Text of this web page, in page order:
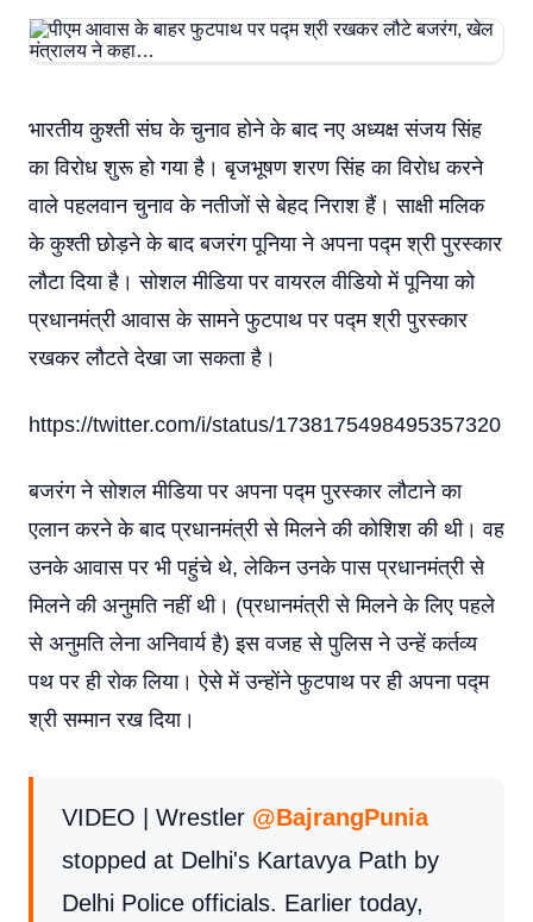
भारतीय कुश्ती संघ के चुनाव होने के बाद नए अध्यक्ष संजय सिंह
का विरोध शुरू हो गया है। बृजभूषण शरण सिंह का विरोध करने
वाले पहलवान चुनाव के नतीजों से बेहद निराश हैं। साक्षी मलिक
के कुश्ती छोड़ने के बाद बजरंग पूनिया ने अपना पद्म श्री पुरस्कार
लौटा दिया है। सोशल मीडिया पर वायरल वीडियो में पूनिया को
प्रधानमंत्री आवास के सामने फुटपाथ पर पद्म श्री पुरस्कार
रखकर लौटते देखा जा सकता है।
https://twitter.com/i/status/1738175498495357320
बजरंग ने सोशल मीडिया पर अपना पद्म पुरस्कार लौटाने का
एलान करने के बाद प्रधानमंत्री से मिलने की कोशिश की थी। वह
उनके आवास पर भी पहुंचे थे, लेकिन उनके पास प्रधानमंत्री से
मिलने की अनुमति नहीं थी। (प्रधानमंत्री से मिलने के लिए पहले
से अनुमति लेना अनिवार्य है) इस वजह से पुलिस ने उन्हें कर्तव्य
पथ पर ही रोक लिया। ऐसे में उन्होंने फुटपाथ पर ही अपना पद्म
श्री सम्मान रख दिया।
VIDEO | Wrestler @BajrangPunia
stopped at Delhi's Kartavya Path by
Delhi Police officials. Earlier today,